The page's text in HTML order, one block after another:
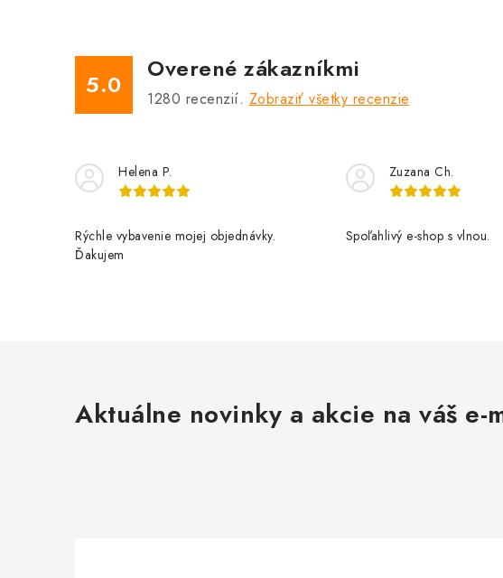
5.0
Overené zákazníkmi
1280 recenzií. Zobraziť všetky recenzie
Helena P.
Rýchle vybavenie mojej objednávky.
Ďakujem
Zuzana Ch.
Spoľahlivý e-shop s vlnou.
Aktuálne novinky a akcie na váš e-